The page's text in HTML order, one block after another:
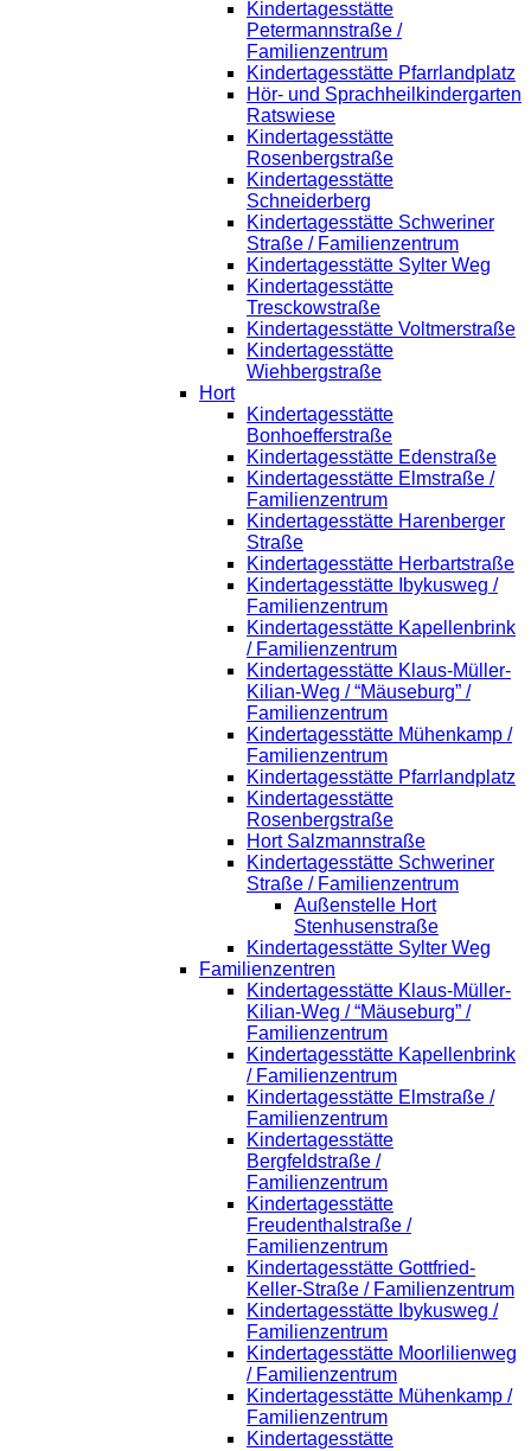
Kindertagesstätte
Petermannstraße /
Familienzentrum
Kindertagesstätte Pfarrlandplatz
Hör- und Sprachheilkindergarten
Ratswiese
Kindertagesstätte
Rosenbergstraße
Kindertagesstätte
Schneiderberg
Kindertagesstätte Schweriner
Straße / Familienzentrum
Kindertagesstätte Sylter Weg
Kindertagesstätte
Tresckowstraße
Kindertagesstätte Voltmerstraße
Kindertagesstätte
Wiehbergstraße
Hort
Kindertagesstätte
Bonhoefferstraße
Kindertagesstätte Edenstraße
Kindertagesstätte Elmstraße /
Familienzentrum
Kindertagesstätte Harenberger
Straße
Kindertagesstätte Herbartstraße
Kindertagesstätte Ibykusweg /
Familienzentrum
Kindertagesstätte Kapellenbrink
/ Familienzentrum
Kindertagesstätte Klaus-Müller-
Kilian-Weg / “Mäuseburg” /
Familienzentrum
Kindertagesstätte Mühenkamp /
Familienzentrum
Kindertagesstätte Pfarrlandplatz
Kindertagesstätte
Rosenbergstraße
Hort Salzmannstraße
Kindertagesstätte Schweriner
Straße / Familienzentrum
Außenstelle Hort
Stenhusenstraße
Kindertagesstätte Sylter Weg
Familienzentren
Kindertagesstätte Klaus-Müller-
Kilian-Weg / “Mäuseburg” /
Familienzentrum
Kindertagesstätte Kapellenbrink
/ Familienzentrum
Kindertagesstätte Elmstraße /
Familienzentrum
Kindertagesstätte
Bergfeldstraße /
Familienzentrum
Kindertagesstätte
Freudenthalstraße /
Familienzentrum
Kindertagesstätte Gottfried-
Keller-Straße / Familienzentrum
Kindertagesstätte Ibykusweg /
Familienzentrum
Kindertagesstätte Moorlilienweg
/ Familienzentrum
Kindertagesstätte Mühenkamp /
Familienzentrum
Kindertagesstätte